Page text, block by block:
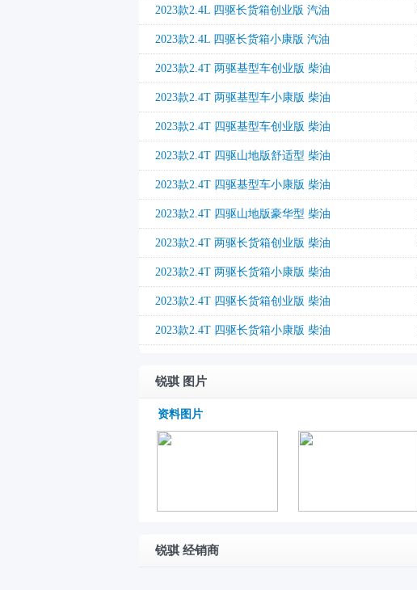
2023款2.4L 四驱长货箱创业版 汽油
2023款2.4L 四驱长货箱小康版 汽油
2023款2.4T 两驱基型车创业版 柴油
2023款2.4T 两驱基型车小康版 柴油
2023款2.4T 四驱基型车创业版 柴油
2023款2.4T 四驱山地版舒适型 柴油
2023款2.4T 四驱基型车小康版 柴油
2023款2.4T 四驱山地版豪华型 柴油
2023款2.4T 两驱长货箱创业版 柴油
2023款2.4T 两驱长货箱小康版 柴油
2023款2.4T 四驱长货箱创业版 柴油
2023款2.4T 四驱长货箱小康版 柴油
锐骐 图片
资料图片
锐骐 经销商